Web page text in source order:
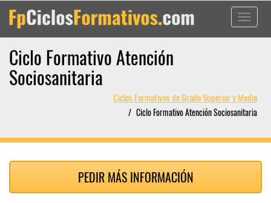
Toggle
Ciclo Formativo Atención
Sociosanitaria
Ciclos Formativos de Grado Superior y Medio
Ciclo Formativo Atención Sociosanitaria
PEDIR MÁS INFORMACIÓN